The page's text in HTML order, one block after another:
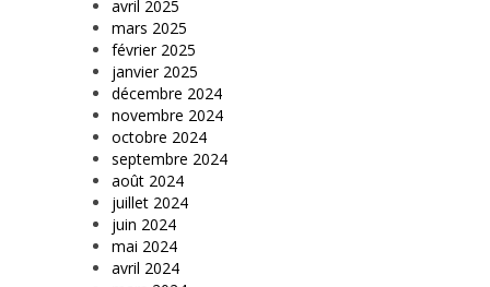
avril 2025
mars 2025
février 2025
janvier 2025
décembre 2024
novembre 2024
octobre 2024
septembre 2024
août 2024
juillet 2024
juin 2024
mai 2024
avril 2024